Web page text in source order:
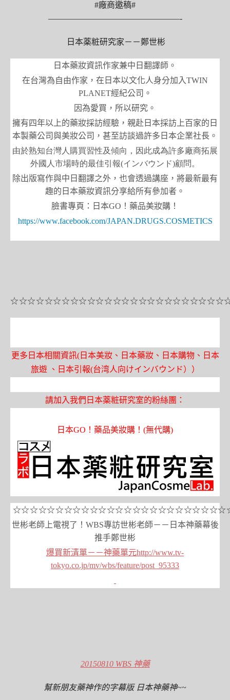
#廠商邀稿#
————————————————-
日本薬粧研究家－－鄭世彬
日本藥妝資訊作家兼中日翻譯師。
在台灣為自由作家，在日本以文化人身分加入TWIN
PLANET經紀公司。
因為愛買，所以研究。
擁有四年以上的藥妝採訪經驗，親赴日本採訪上百家的日
本製藥公司與美妝公司，甚至訪談過許多日本企業社長。
由於熟知台灣人購買習性及傾向，因此成為許多廠商拓展
外國人市場時的最佳引報(インバウンド)顧問。
除出版寫作與中日翻譯之外，也會透過講座，將最新最有
趣的日本藥妝資訊分享給所有參加者。
臉書專頁：日本GO ！藥品美妝購！
https://www.facebook.com/JAPAN.DRUGS.COSMETICS
更多日本相關資訊(日本美妝、日本藥妝、日本購物、日本
旅遊 、日本引報(台湾人向けインバウンド））
請加入我們日本薬粧研究室的粉絲團：
日本GO ！藥品美妝購！ (無代購)
世彬老師上電視了！WBS專訪世彬老師－－日本神藥幕後
推手鄭世彬
爆買新清單－－神藥單元http://www.tv-
tokyo.co.jp/mv/wbs/feature/post_95333
20150810 WBS 神藥
幫新朋友藥神作的字幕版 日本神藥神~~